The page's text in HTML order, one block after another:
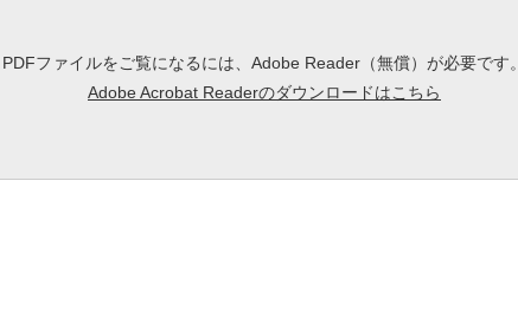
PDFファイルをご覧になるには、Adobe Reader（無償）が必要です。
Adobe Acrobat Readerのダウンロードはこちら